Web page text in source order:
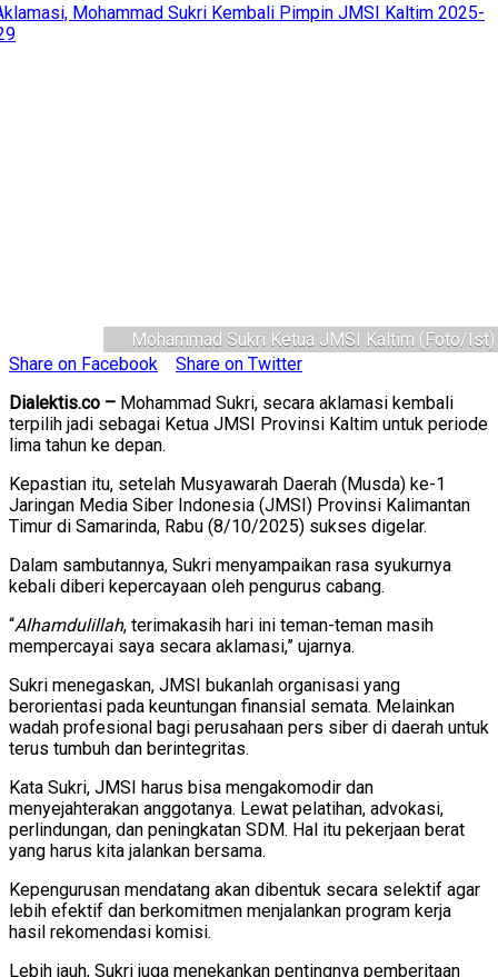
Mohammad Sukri Ketua JMSI Kaltim (Foto/Ist)
Share on Facebook
Share on Twitter
Dialektis.co – Mohammad Sukri, secara aklamasi kembali
terpilih jadi sebagai Ketua JMSI Provinsi Kaltim untuk periode
lima tahun ke depan.
Kepastian itu, setelah Musyawarah Daerah (Musda) ke-1
Jaringan Media Siber Indonesia (JMSI) Provinsi Kalimantan
Timur di Samarinda, Rabu (8/10/2025) sukses digelar.
Dalam sambutannya, Sukri menyampaikan rasa syukurnya
kebali diberi kepercayaan oleh pengurus cabang.
“Alhamdulillah, terimakasih hari ini teman-teman masih
mempercayai saya secara aklamasi,” ujarnya.
Sukri menegaskan, JMSI bukanlah organisasi yang
berorientasi pada keuntungan finansial semata. Melainkan
wadah profesional bagi perusahaan pers siber di daerah untuk
terus tumbuh dan berintegritas.
Kata Sukri, JMSI harus bisa mengakomodir dan
menyejahterakan anggotanya. Lewat pelatihan, advokasi,
perlindungan, dan peningkatan SDM. Hal itu pekerjaan berat
yang harus kita jalankan bersama.
Kepengurusan mendatang akan dibentuk secara selektif agar
lebih efektif dan berkomitmen menjalankan program kerja
hasil rekomendasi komisi.
Lebih jauh, Sukri juga menekankan pentingnya pemberitaan